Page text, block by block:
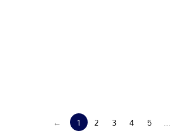
← 1 2 3 4 5 ...